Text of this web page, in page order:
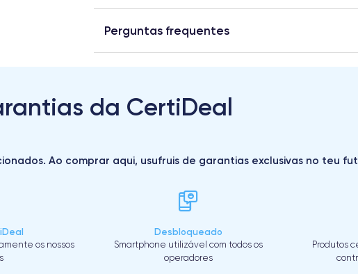
Perguntas frequentes
da CertiDeal
Ao comprar aqui, usufruis de garantias exclusivas no teu
os nossos
Desbloqueado
Smartphone utilizável com todos os
operadores
Produtos